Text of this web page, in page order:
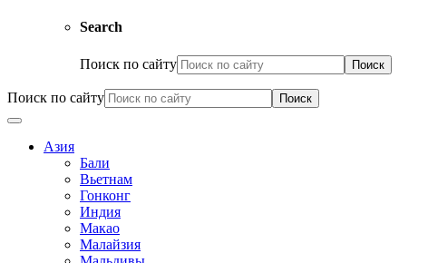
Search
Поиск по сайту
Поиск по сайту
Азия
Бали
Вьетнам
Гонконг
Индия
Макао
Малайзия